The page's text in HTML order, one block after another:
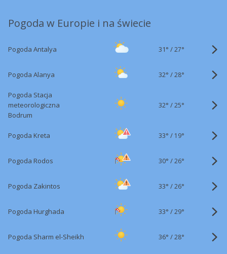
Pogoda w Europie i na świecie
Pogoda Antalya 31° /27°
Pogoda Alanya 32° /28°
Pogoda Stacja
meteorologiczna
Bodrum
32° /25°
Pogoda Kreta 33° / 19°
Pogoda Rodos 30° /26°
Pogoda Zakintos 33° /26°
Pogoda Hurghada 33° /29°
Pogoda Sharm el-Sheikh 36° /28°